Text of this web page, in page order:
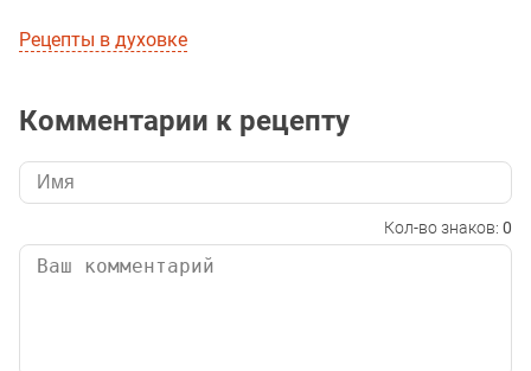
Рецепты в духовке
Комментарии к рецепту
Кол-во знаков: 0